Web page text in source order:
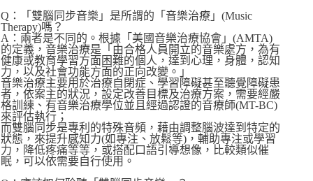
Q：「雙腦同步音樂」是所謂的「音樂治療」(Music
Therapy)嗎？
A：兩者是不同的。根據「美國音樂治療協會」(AMTA)
的定義，音樂治療是「由合格人員開立的音樂處方，為有
健康或教育學習方面困難的個人，達到心理，身體，認知
力，以及社會功能方面的正向改變。」
音樂治療主要用於治療自閉症、學習障礙甚至聽覺障礙患
者，依案主的狀況，設定改善目標及治療方案，需要經嚴
格訓練、有音樂治療學位並且經過認證的音療師(MT-BC)
來評估執行；
而雙腦同步是專利的特殊音頻，藉由調整腦波達到特定的
狀態，來提升感知力(如專注、放鬆等)，輔助專注或學習
力，降低疼痛等等，或搭配口語引導想像，比較類似催
眠，可以依需要自行使用。